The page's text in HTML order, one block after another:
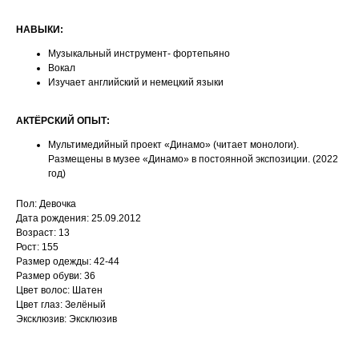
НАВЫКИ:
Музыкальный инструмент- фортепьяно
Вокал
Изучает английский и немецкий языки
АКТЁРСКИЙ ОПЫТ:
Мультимедийный проект «Динамо» (читает монологи).
Размещены в музее «Динамо» в постоянной экспозиции. (2022
год)
Пол: Девочка
Дата рождения: 25.09.2012
Возраст: 13
Рост: 155
Размер одежды: 42-44
Размер обуви: 36
Цвет волос: Шатен
Цвет глаз: Зелёный
Эксклюзив: Эксклюзив